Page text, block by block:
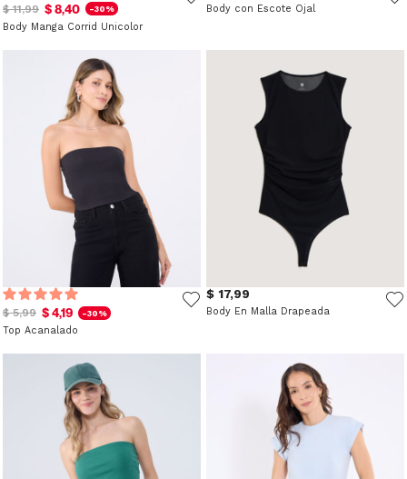
$ 11,99 $ 8,40 -30%
Body Manga Corrid Unicolor
Body con Escote Ojal
$ 5,99 $ 4,19 -30%
Top Acanalado
$ 17,99
Body En Malla Drapeada